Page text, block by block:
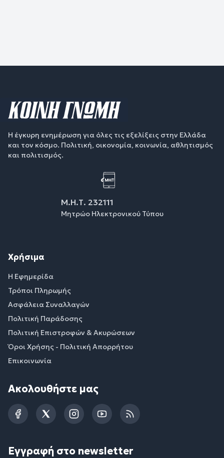
Η έγκυρη ενημέρωση για όλες τις εξελίξεις στην Ελλάδα
και τον κόσμο. Πολιτική, οικονομία, κοινωνία, αθλητισμός
και πολιτισμός.
Μ.Η.Τ. 232111
Μητρώο Ηλεκτρονικού Τύπου
Χρήσιμα
Η Εφημερίδα
Τρόποι Πληρωμής
Ασφάλεια Συναλλαγών
Πολιτική Παράδοσης
Πολιτική Επιστροφών & Ακυρώσεων
Όροι Χρήσης - Πολιτική Απορρήτου
Επικοινωνία
Ακολουθήστε μας
FacebookTwitterInstagramYouTubeRSS
Εγγραφή στο newsletter